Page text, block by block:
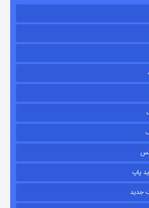
شکست استوارت در نجات جهان
قسمت
پاپ
جدید